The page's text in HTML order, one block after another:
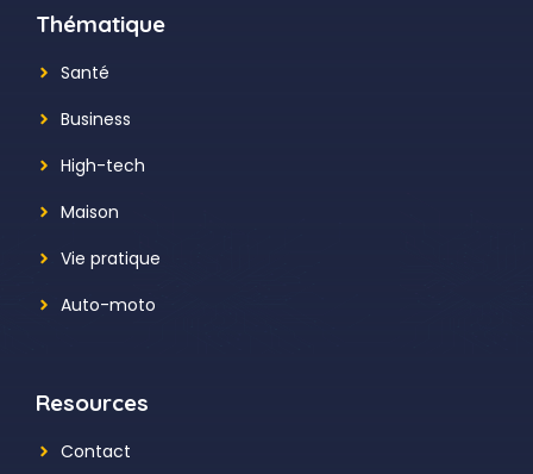
Thématique
Santé
Business
High-tech
Maison
Vie pratique
Auto-moto
Resources
Contact